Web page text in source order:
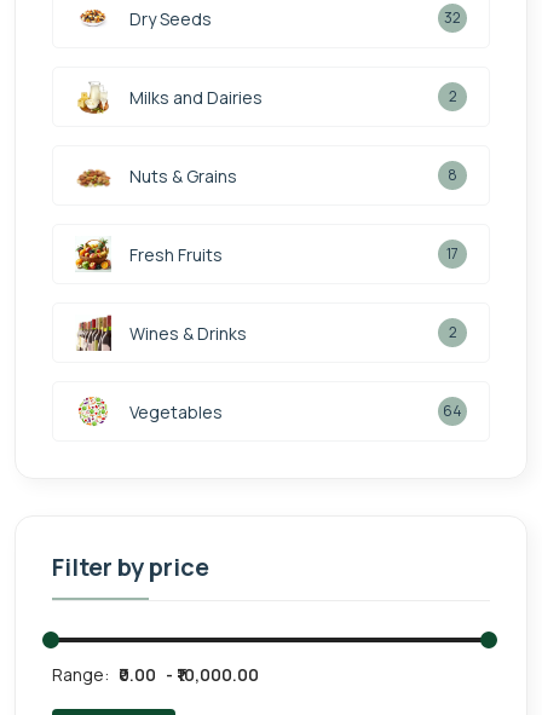
Dry Seeds 32
Milks and Dairies 2
Nuts & Grains 8
Fresh Fruits 17
Wines & Drinks 2
Vegetables 64
Filter by price
Range: ₹0.00 ₹10,000.00